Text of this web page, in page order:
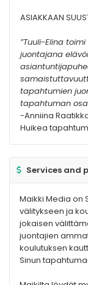
ASIAKKAAN
”Tuuli-Elina
juontajana
tapahtumien
tapahtuman
-Anniina
Huikea
Services and
Maikki Media on
välitykseen ja
jokaisen
juontajien
koulutuksen
Sinun